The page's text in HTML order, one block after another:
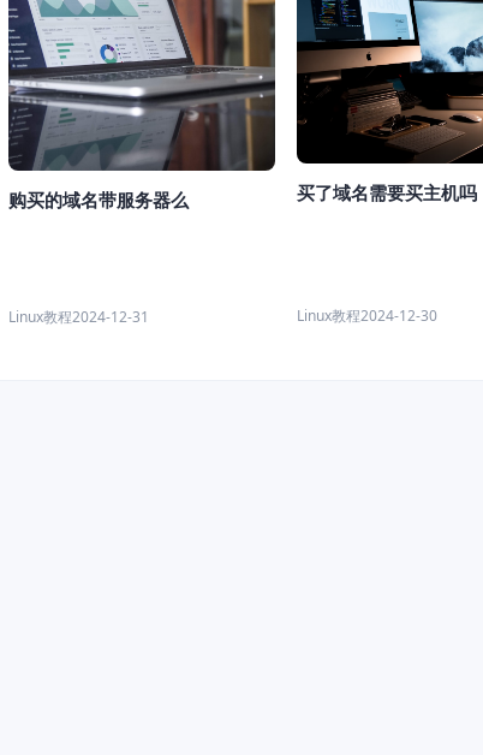
购买的域名带服务器么
Linux教程2024-12-31
买了域名需要买主机吗
Linux教程2024-12-30